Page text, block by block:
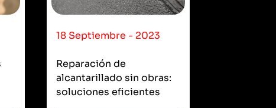
18 Septiembre - 2023
Reparación de
alcantarillado sin obras:
soluciones eficientes